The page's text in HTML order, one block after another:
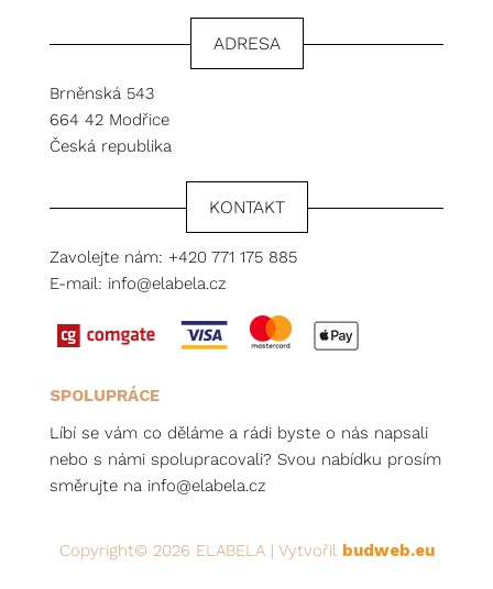
ADRESA
Brněnská 543
664 42 Modřice
Česká republika
KONTAKT
Zavolejte nám: +420 771 175 885
E-mail: info@elabela.cz
SPOLUPRÁCE
Líbí se vám co děláme a rádi byste o nás napsali
nebo s námi spolupracovali? Svou nabídku prosím
směrujte na info@elabela.cz
Copyright© 2026 ELABELA | Vytvořil budweb.eu